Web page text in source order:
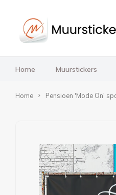
Home Muurstickers
Home Pensioen 'Mode On'